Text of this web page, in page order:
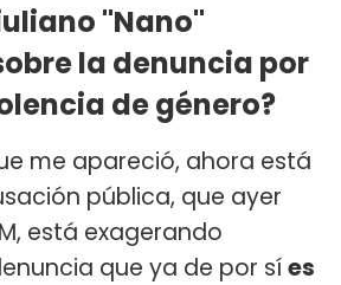
"Nano"
la denuncia por
de género?
me apareció, ahora está
pública, que ayer
está exagerando
que ya de por síes